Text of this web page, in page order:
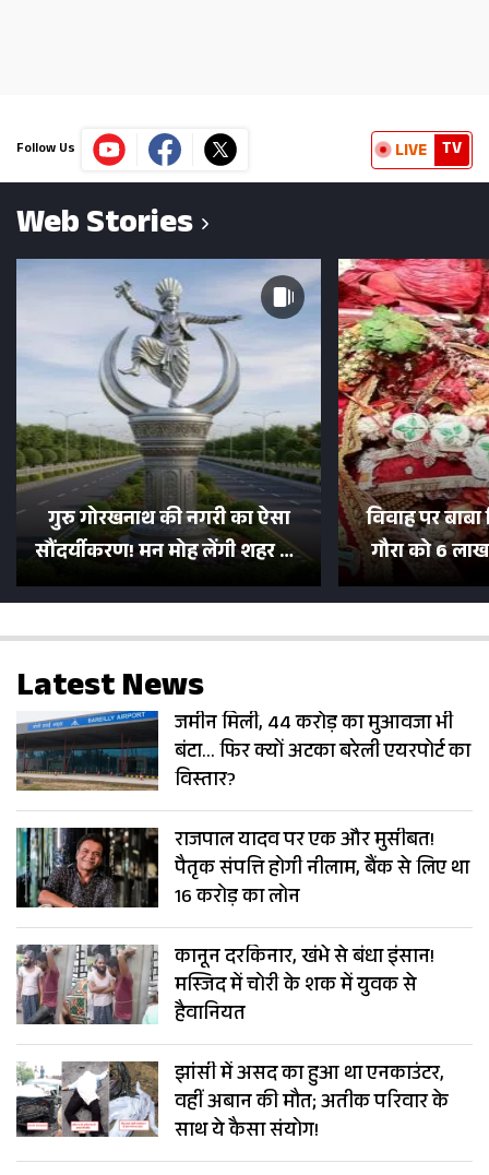
Follow Us LIVE TV
Web Stories
गुरु गोरखनाथ की नगरी का ऐसा
सौंदर्यीकरण! मन मोह लेंगी शहर की
सड़कें; देखें Photos
विवाह पर
गौरा को 6
500 भक्तों
Latest News
जमीन मिली, 44 करोड़ का मुआवजा भी
बंटा… फिर क्यों अटका बरेली एयरपोर्ट का
विस्तार?
राजपाल यादव पर एक और मुसीबत!
पैतृक संपत्ति होगी नीलाम, बैंक से लिए था
16 करोड़ का लोन
कानून दरकिनार, खंभे से बंधा इंसान!
मस्जिद में चोरी के शक में युवक से
हैवानियत
झांसी में असद का हुआ था एनकाउंटर,
वहीं अबान की मौत; अतीक परिवार के
साथ ये कैसा संयोग!